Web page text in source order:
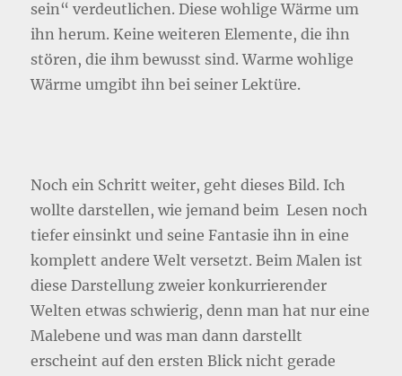
sein“ verdeutlichen. Diese wohlige Wärme um
ihn herum. Keine weiteren Elemente, die ihn
stören, die ihm bewusst sind. Warme wohlige
Wärme umgibt ihn bei seiner Lektüre.
Noch ein Schritt weiter, geht dieses Bild. Ich
wollte darstellen, wie jemand beim Lesen noch
tiefer einsinkt und seine Fantasie ihn in eine
komplett andere Welt versetzt. Beim Malen ist
diese Darstellung zweier konkurrierender
Welten etwas schwierig, denn man hat nur eine
Malebene und was man dann darstellt
erscheint auf den ersten Blick nicht gerade